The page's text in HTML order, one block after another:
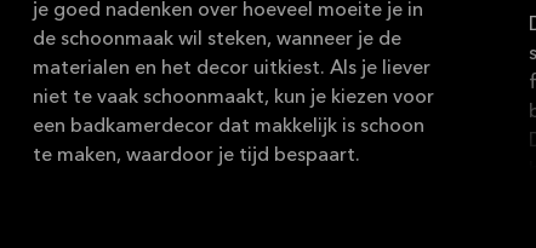
je goed nadenken over hoeveel moeite je in
de schoonmaak wil steken, wanneer je de
materialen en het decor uitkiest. Als je liever
niet te vaak schoonmaakt, kun je kiezen voor
een badkamerdecor dat makkelijk is schoon
te maken, waardoor je tijd bespaart.